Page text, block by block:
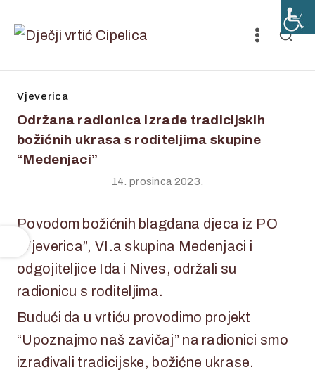
Vjeverica
Održana radionica izrade tradicijskih
božićnih ukrasa s roditeljima skupine
“Medenjaci”
14. prosinca 2023.
Povodom božićnih blagdana djeca iz PO
“Vjeverica”, VI.a skupina Medenjaci i
odgojiteljice Ida i Nives, održali su
radionicu s roditeljima.
Budući da u vrtiću provodimo projekt
“Upoznajmo naš zavičaj” na radionici smo
izrađivali tradicijske, božićne ukrase.